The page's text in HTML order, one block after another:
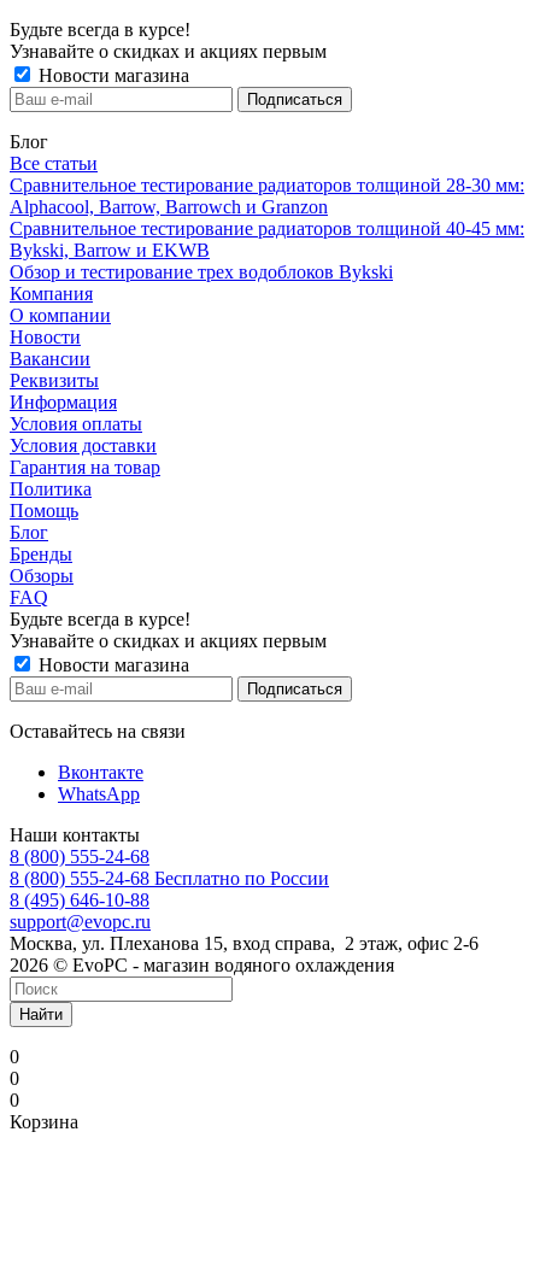
Будьте всегда в курсе!
Узнавайте о скидках и акциях первым
Новости магазина
Блог
Все статьи
Сравнительное тестирование радиаторов толщиной 28-30 мм:
Alphacool, Barrow, Barrowch и Granzon
Сравнительное тестирование радиаторов толщиной 40-45 мм:
Bykski, Barrow и EKWB
Обзор и тестирование трех водоблоков Bykski
Компания
О компании
Новости
Вакансии
Реквизиты
Информация
Условия оплаты
Условия доставки
Гарантия на товар
Политика
Помощь
Блог
Бренды
Обзоры
FAQ
Будьте всегда в курсе!
Узнавайте о скидках и акциях первым
Новости магазина
Оставайтесь на связи
Вконтакте
WhatsApp
Наши контакты
8 (800) 555-24-68
8 (800) 555-24-68 Бесплатно по России
8 (495) 646-10-88
support@evopc.ru
Москва, ул. Плеханова 15, вход справа, 2 этаж, офис 2-6
2026 © EvoPC - магазин водяного охлаждения
Найти
0
0
0
Корзина